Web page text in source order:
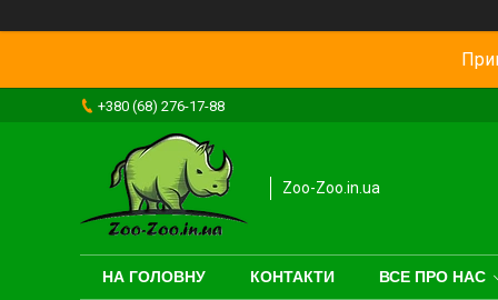
+380 (68) 276-17-88
Zoo-Zoo.in.ua
НА ГОЛОВНУ КОНТАКТИ ВСЕ ПРО НАС